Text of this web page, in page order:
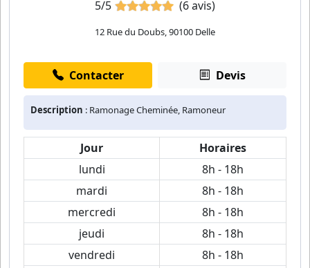
5/5 (6 avis)
12 Rue du Doubs, 90100 Delle
Contacter Devis
Description : Ramonage Cheminée, Ramoneur
Jour
Horaires
lundi
8h - 18h
mardi
8h - 18h
mercredi
8h - 18h
jeudi
8h - 18h
vendredi
8h - 18h